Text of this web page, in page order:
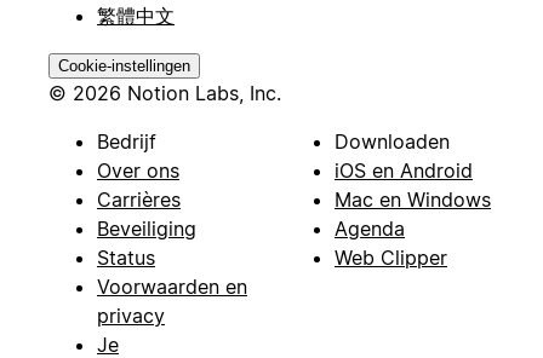
繁體中文
Cookie-instellingen
© 2026 Notion Labs, Inc.
Bedrijf
Over ons
Carrières
Beveiliging
Status
Voorwaarden en
privacy
Je
Downloaden
iOS en Android
Mac en Windows
Agenda
Web Clipper